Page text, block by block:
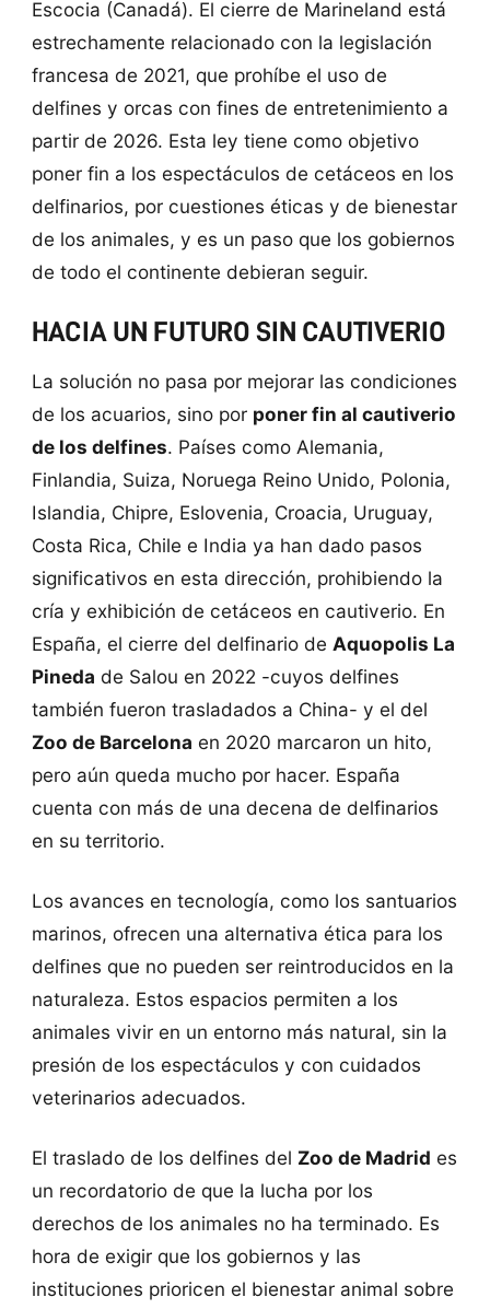
Escocia (Canadá). El cierre de Marineland está
estrechamente relacionado con la legislación
francesa de 2021, que prohíbe el uso de
delfines y orcas con fines de entretenimiento a
partir de 2026. Esta ley tiene como objetivo
poner fin a los espectáculos de cetáceos en los
delfinarios, por cuestiones éticas y de bienestar
de los animales, y es un paso que los gobiernos
de todo el continente debieran seguir.
HACIA UN FUTURO SIN CAUTIVERIO
La solución no pasa por mejorar las condiciones
de los acuarios, sino por poner fin al cautiverio
de los delfines. Países como Alemania,
Finlandia, Suiza, Noruega Reino Unido, Polonia,
Islandia, Chipre, Eslovenia, Croacia, Uruguay,
Costa Rica, Chile e India ya han dado pasos
significativos en esta dirección, prohibiendo la
cría y exhibición de cetáceos en cautiverio. En
España, el cierre del delfinario de Aquopolis La
Pineda de Salou en 2022 -cuyos delfines
también fueron trasladados a China- y el del
Zoo de Barcelona en 2020 marcaron un hito,
pero aún queda mucho por hacer. España
cuenta con más de una decena de delfinarios
en su territorio.
Los avances en tecnología, como los santuarios
marinos, ofrecen una alternativa ética para los
delfines que no pueden ser reintroducidos en la
naturaleza. Estos espacios permiten a los
animales vivir en un entorno más natural, sin la
presión de los espectáculos y con cuidados
veterinarios adecuados.
El traslado de los delfines del Zoo de Madrid es
un recordatorio de que la lucha por los
derechos de los animales no ha terminado. Es
hora de exigir que los gobiernos y las
instituciones prioricen el bienestar animal sobre